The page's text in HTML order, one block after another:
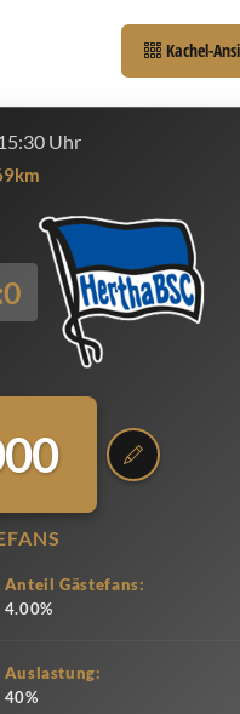
Kachel-
Uhr
Anteil Gästefans:
4.00%
Auslastung:
40%